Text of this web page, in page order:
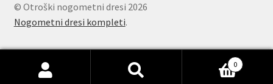
© Otroški nogometni dresi 2026
Nogometni dresi kompleti.
0